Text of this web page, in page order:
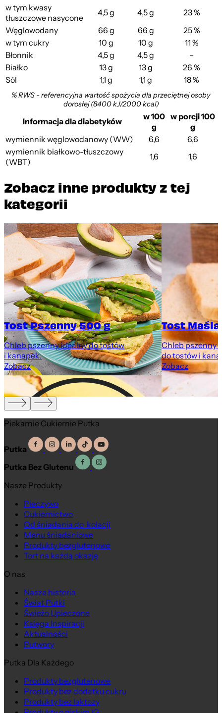
w tym kwasy
tłuszczowe nasycone
4,5 g 4,5 g
23 %
Węglowodany
66 g 66 g
25 %
w tym cukry
10 g 10 g
11 %
Błonnik
4,5 g 4,5 g
–
Białko
13 g 13 g
26 %
Sól
1,1 g 1,1 g 18 %
% RWS - referencyjna wartość spożycia dla przeciętnej osoby
dorosłej (8400 kJ/2000 kcal)
Informacja dla diabetyków
w 100
g
w porcji 100
g
wymiennik węglowodanowy (WW)
6,6
6,6
wymiennik białkowo-tłuszczowy
(WBT)
1,6 1,6
Zobacz inne produkty z tej
kategorii
Tost Pszenny 500 g
Chleb pszenny idealny do tostów
i kanapek.
Zobacz
Tost
Chleb pszenny
do tostów i
Zobacz
Piekarnie Cukiernie Putka
Putka
Putka Bez Glutenu
Nasze Produkty
Pieczywo
Cukiernictwo
Od śniadania do kolacji
Menu śniadaniowe
Produkty bezglutenowe
Tort na każdą okazję
O nas
Nasza historia
Świat Putki
Świeżo Upieczone
Księga Inspiracji
Aktualności
Putwory
Putka Dla Każdego
Produkty bezglutenowe
Produkty bez dodatku cukru
Produkty bez laktozy